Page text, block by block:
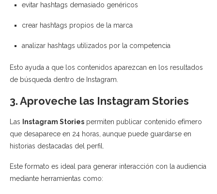
evitar hashtags demasiado genéricos
crear hashtags propios de la marca
analizar hashtags utilizados por la competencia
Esto ayuda a que los contenidos aparezcan en los resultados
de búsqueda dentro de Instagram.
3. Aproveche las Instagram Stories
Las Instagram Stories permiten publicar contenido efímero
que desaparece en 24 horas, aunque puede guardarse en
historias destacadas del perfil.
Este formato es ideal para generar interacción con la audiencia
mediante herramientas como: